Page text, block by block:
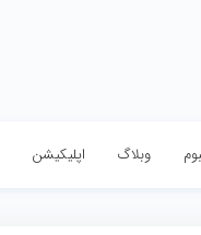
وبلاگ اپلیکیشن